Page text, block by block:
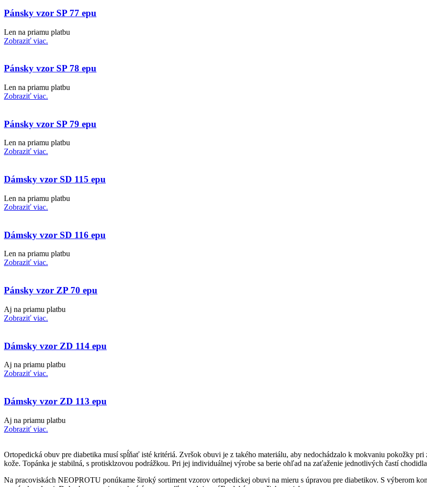
Pánsky vzor SP 77 epu
Len na priamu platbu
Zobraziť viac.
Pánsky vzor SP 78 epu
Len na priamu platbu
Zobraziť viac.
Pánsky vzor SP 79 epu
Len na priamu platbu
Zobraziť viac.
Dámsky vzor SD 115 epu
Len na priamu platbu
Zobraziť viac.
Dámsky vzor SD 116 epu
Len na priamu platbu
Zobraziť viac.
Pánsky vzor ZP 70 epu
Aj na priamu platbu
Zobraziť viac.
Dámsky vzor ZD 114 epu
Aj na priamu platbu
Zobraziť viac.
Dámsky vzor ZD 113 epu
Aj na priamu platbu
Zobraziť viac.
Ortopedická obuv pre diabetika musí spĺňať isté kritériá. Zvršok obuvi je z takého materiálu, aby nedochádzalo k mokvaniu pokožky
kože. Topánka je stabilná, s protisklzovou podrážkou. Pri jej individuálnej výrobe sa berie ohľad na zaťaženie jednotlivých častí
Na pracoviskách NEOPROTU ponúkame široký sortiment vzorov ortopedickej obuvi na mieru s úpravou pre diabetikov. S výberom